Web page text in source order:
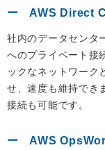
AWS Direct
社内のデータセンタ
へのプライベート接
ックなネットワーク
せ、速度も維持でき
接続も可能です。
AWS